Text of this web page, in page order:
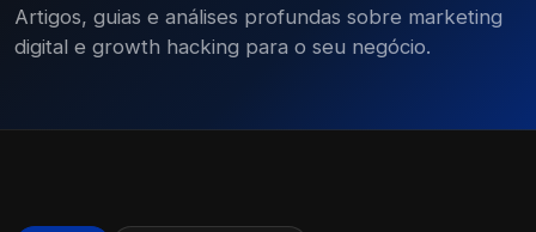
Artigos, guias e análises profundas sobre marketing
digital e growth hacking para o seu negócio.